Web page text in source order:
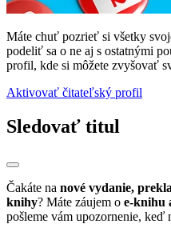
Máte chuť pozrieť si všetky
podeliť sa o ne aj s ostatnými
profil, kde si môžete zvyšovať
Aktivovať čitateľský profil
Sledovať titul
Čakáte na nové vydanie,
knihy? Máte záujem o e-knihu
pošleme vám upozornenie, keď